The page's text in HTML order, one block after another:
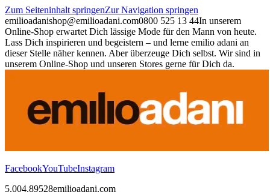
Zum Seiteninhalt springenZur Navigation springen
emilioadanishop@emilioadani.com0800 525 13 44In unserem
Online-Shop erwartet Dich lässige Mode für den Mann von heute.
Lass Dich inspirieren und begeistern – und lerne emilio adani an
dieser Stelle näher kennen. Aber überzeuge Dich selbst. Wir sind in
unserem Online-Shop und unseren Stores gerne für Dich da.
FacebookYouTubeInstagram
5.004.89528emilioadani.com